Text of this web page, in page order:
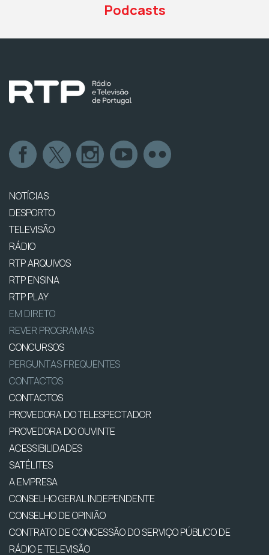
Podcasts
NOTÍCIAS
DESPORTO
TELEVISÃO
RÁDIO
RTP ARQUIVOS
RTP ENSINA
RTP PLAY
EM DIRETO
REVER PROGRAMAS
CONCURSOS
PERGUNTAS FREQUENTES
CONTACTOS
CONTACTOS
PROVEDORA DO TELESPECTADOR
PROVEDORA DO OUVINTE
ACESSIBILIDADES
SATÉLITES
A EMPRESA
CONSELHO GERAL INDEPENDENTE
CONSELHO DE OPINIÃO
CONTRATO DE CONCESSÃO DO SERVIÇO PÚBLICO DE
RÁDIO E TELEVISÃO